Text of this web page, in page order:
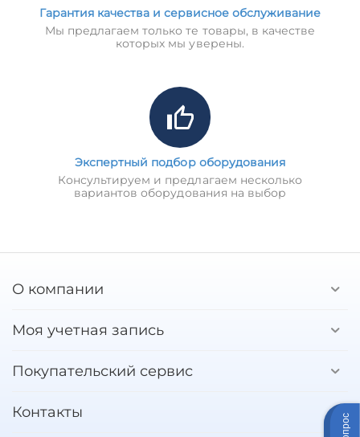
Гарантия качества и сервисное обслуживание
Мы предлагаем только те товары, в качестве
которых мы уверены.
Экспертный подбор оборудования
Консультируем и предлагаем несколько
вариантов оборудования на выбор
О компании
Моя учетная запись
Покупательский сервис
Контакты